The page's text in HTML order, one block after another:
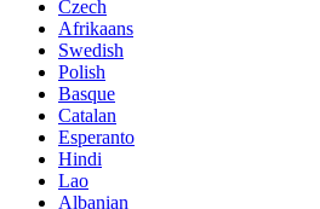
Czech
Afrikaans
Swedish
Polish
Basque
Catalan
Esperanto
Hindi
Lao
Albanian